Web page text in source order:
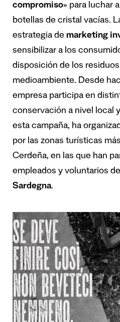
compromiso» para luchar
botellas de cristal vacías.
estrategia de marketing
sensibilizar a los
disposición de los
medioambiente. Desde
empresa participa en
conservación a nivel local
esta campaña, ha
por las zonas turísticas
Cerdeña, en las que han
empleados y voluntarios de
Sardegna.